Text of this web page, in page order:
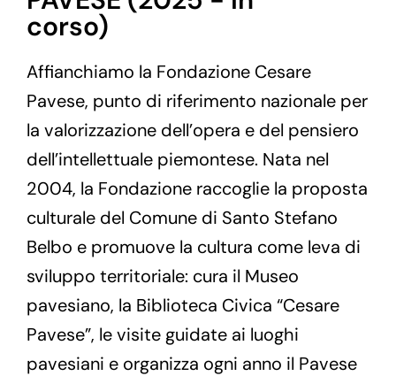
corso)
Affianchiamo la Fondazione Cesare
Pavese, punto di riferimento nazionale per
la valorizzazione dell’opera e del pensiero
dell’intellettuale piemontese. Nata nel
2004, la Fondazione raccoglie la proposta
culturale del Comune di Santo Stefano
Belbo e promuove la cultura come leva di
sviluppo territoriale: cura il Museo
pavesiano, la Biblioteca Civica “Cesare
Pavese”, le visite guidate ai luoghi
pavesiani e organizza ogni anno il Pavese